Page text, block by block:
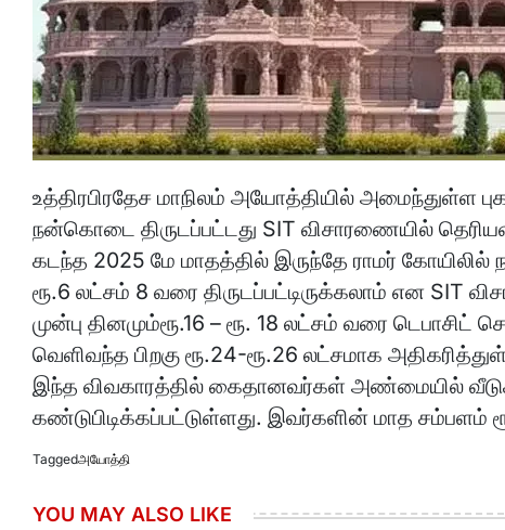
உத்திரபிரதேச மாநிலம் அயோத்தியில் அமைந்துள்ள
நன்கொடை திருடப்பட்டது SIT விசாரணையில்
கடந்த 2025 மே மாதத்தில் இருந்தே ராமர்
ரூ.6 லட்சம் 8 வரை திருடப்பட்டிருக்கலாம் என SIT
முன்பு தினமும்ரூ.16 – ரூ. 18 லட்சம் வரை
வெளிவந்த பிறகு ரூ.24-ரூ.26 லட்சமாக
இந்த விவகாரத்தில் கைதானவர்கள் அண்மையில்
கண்டுபிடிக்கப்பட்டுள்ளது. இவர்களின் மாத சம்பளம்
Taggedஅயோத்தி
YOU MAY ALSO LIKE